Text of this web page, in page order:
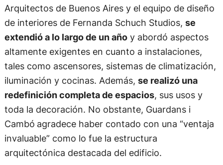
Arquitectos de Buenos Aires y el equipo de diseño
de interiores de Fernanda Schuch Studios, se
extendió a lo largo de un añoy abordó aspectos
altamente exigentes en cuanto a instalaciones,
tales como ascensores, sistemas de climatización,
iluminación y cocinas. Además, se realizó una
redefinición completa de espacios, sus usos y
toda la decoración. No obstante, Guardans i
Cambó agradece haber contado con una “ventaja
invaluable” como lo fue la estructura
arquitectónica destacada del edificio.